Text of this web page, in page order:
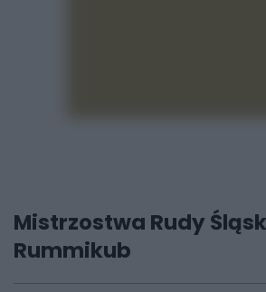
Mistrzostwa Rudy
Rummikub